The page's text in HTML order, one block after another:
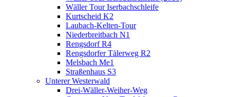
Wäller Tour Iserbachschleife
Kurtscheid K2
Laubach-Kelten-Tour
Niederbreitbach N1
Rengsdorf R4
Rengsdorfer Tälerweg R2
Melsbach Me1
Straßenhaus S3
Unterer Westerwald
Drei-Wäller-Weiher-Weg